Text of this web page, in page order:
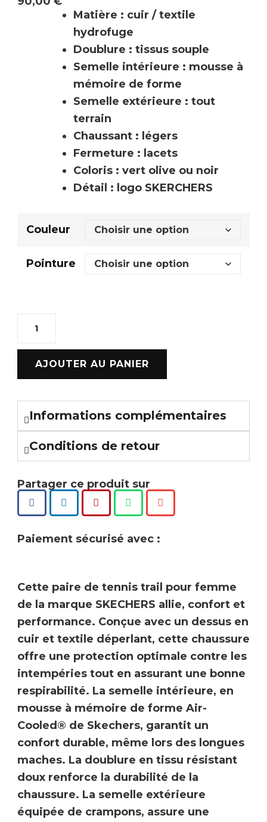
Matière : cuir / textile
hydrofuge
Doublure : tissus souple
Semelle intérieure : mousse à
mémoire de forme
Semelle extérieure : tout
terrain
Chaussant : légers
Fermeture : lacets
Coloris : vert olive ou noir
Détail : logo SKERCHERS
Couleur
Pointure
AJOUTER AU PANIER
Informations complémentaires
Conditions de retour
Partager ce produit sur
Paiement sécurisé avec :
Cette paire de tennis trail pour femme
de la marque SKECHERS allie, confort et
performance. Conçue avec un dessus en
cuir et textile déperlant, cette chaussure
offre une protection optimale contre les
intempéries tout en assurant une bonne
respirabilité. La semelle intérieure, en
mousse à mémoire de forme Air-
Cooled® de Skechers, garantit un
confort durable, même lors des longues
maches. La doublure en tissu résistant
doux renforce la durabilité de la
chaussure. La semelle extérieure
équipée de crampons, assure une